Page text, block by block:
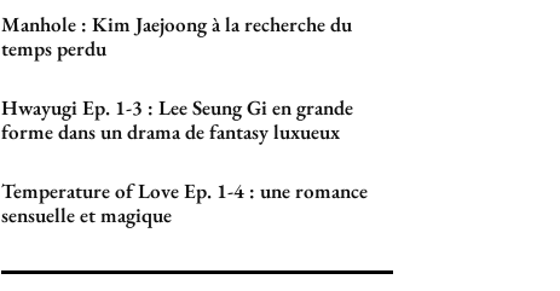
Manhole : Kim Jaejoong à la recherche du
temps perdu
Hwayugi Ep. 1-3 : Lee Seung Gi en grande
forme dans un drama de fantasy luxueux
Temperature of Love Ep. 1-4 : une romance
sensuelle et magique